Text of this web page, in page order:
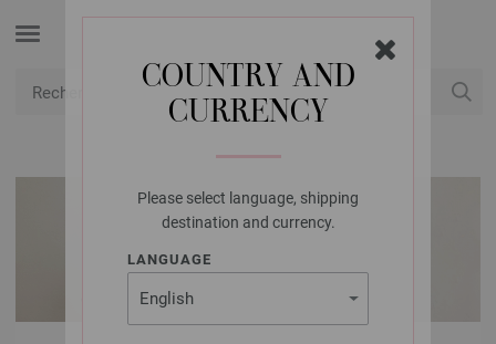
COUNTRY AND
CURRENCY
Please select language, shipping
destination and currency.
LANGUAGE